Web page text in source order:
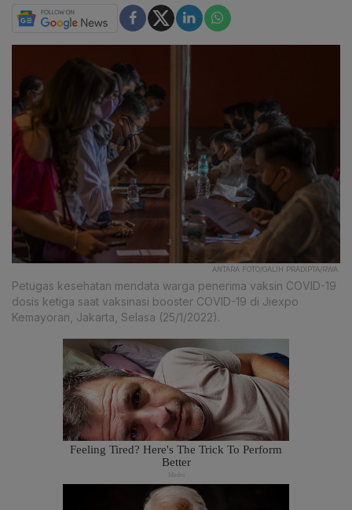
ANTARA FOTO/GALIH PRADIPTA/RWA.
Petugas kesehatan mendata warga penerima vaksin COVID-19
dosis ketiga saat vaksinasi booster COVID-19 di Jiexpo
Kemayoran, Jakarta, Selasa (25/1/2022).